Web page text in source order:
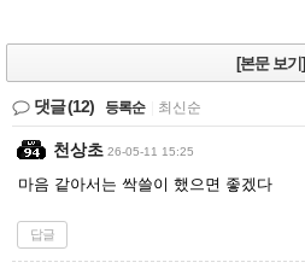
[본문 보기]
댓글(12) 등록순 최신순
천상초 26-05-11 15:25
마음 같아서는 싹쓸이 했으면 좋겠다
답글